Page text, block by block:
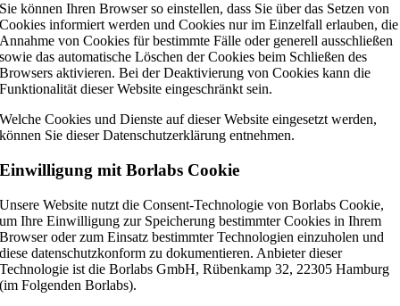
Sie können Ihren Browser so einstellen, dass Sie über das Setzen von
Cookies informiert werden und Cookies nur im Einzelfall erlauben, die
Annahme von Cookies für bestimmte Fälle oder generell ausschließen
sowie das automatische Löschen der Cookies beim Schließen des
Browsers aktivieren. Bei der Deaktivierung von Cookies kann die
Funktionalität dieser Website eingeschränkt sein.
Welche Cookies und Dienste auf dieser Website eingesetzt werden,
können Sie dieser Datenschutzerklärung entnehmen.
Einwilligung mit Borlabs Cookie
Unsere Website nutzt die Consent-Technologie von Borlabs Cookie,
um Ihre Einwilligung zur Speicherung bestimmter Cookies in Ihrem
Browser oder zum Einsatz bestimmter Technologien einzuholen und
diese datenschutzkonform zu dokumentieren. Anbieter dieser
Technologie ist die Borlabs GmbH, Rübenkamp 32, 22305 Hamburg
(im Folgenden Borlabs).